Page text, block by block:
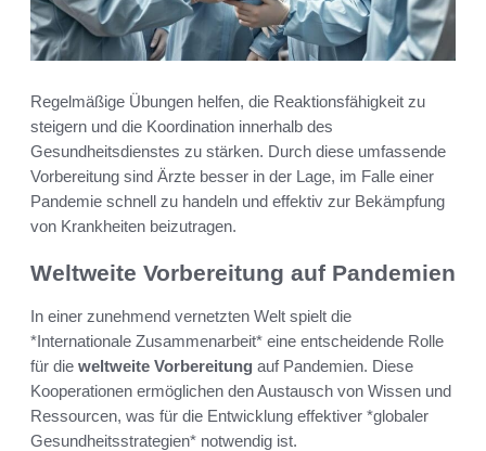
Regelmäßige Übungen helfen, die Reaktionsfähigkeit zu
steigern und die Koordination innerhalb des
Gesundheitsdienstes zu stärken. Durch diese umfassende
Vorbereitung sind Ärzte besser in der Lage, im Falle einer
Pandemie schnell zu handeln und effektiv zur Bekämpfung
von Krankheiten beizutragen.
Weltweite Vorbereitung auf Pandemien
In einer zunehmend vernetzten Welt spielt die
*Internationale Zusammenarbeit* eine entscheidende Rolle
für die weltweite Vorbereitung auf Pandemien. Diese
Kooperationen ermöglichen den Austausch von Wissen und
Ressourcen, was für die Entwicklung effektiver *globaler
Gesundheitsstrategien* notwendig ist.